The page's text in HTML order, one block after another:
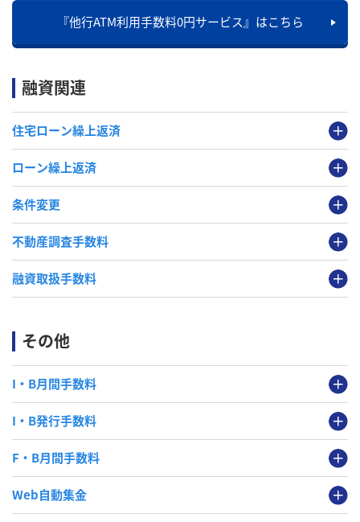
『他行ATM利用手数料0円サービス』はこちら
融資関連
住宅ローン繰上返済
ローン繰上返済
条件変更
不動産調査手数料
融資取扱手数料
その他
I・B月間手数料
I・B発行手数料
F・B月間手数料
Web自動集金